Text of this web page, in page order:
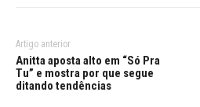
Artigo anterior
Anitta aposta alto em “Só Pra
Tu” e mostra por que segue
ditando tendências